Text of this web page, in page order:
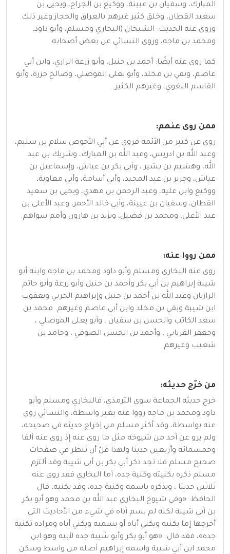
المبارك، وسفيان بن عيينة، ووكيع بن الجراح، ويحيى بن
سعيد القطان، وخلق كثير غيرهم بالعراق والحجاز وغير ذلك.
وروى عنه الحديث: الشيخان (البخاري ومسلم، وأبو داود،
ومحمد بن ماجه، وروى النسائي عن بعض أصحابه.
كما روى عنه أيضًا: أحمد بن حنبل، وأبو زرعة الرازي، وابن أبي
عاصم، وبقي بن مخلد، وأبو يعلى الموصلي، وصالح جزرة، وأبو
القاسم البغوي، وغيرهم الكثير.
ممن روى عنهم:
روى عن كثير من الأئمة فروى عن أبي الأحوص سلام بن سليم،
وعبد الله بن ادريس، وعبد الله بن المبارك، وشريك بن عبد
الله، وهشيم بن بشير ، وأبي بكر بن عياش، وإسماعيل بن
عياش، وجرير بن عبد المجيد، وأبي أسامة، وأبي معاوية،
ووكيع وابن علية، وعبد الرحمن بن مهدي، ويحيى بن سعيد
القطان، وسفيان بن عيينة، وأبي خالد الأحمر، وعبد الأعلى بن
عبد الأعلى، ومحمد بن فضيل، ويزيد بن هارون وأمم سواهم.
ممن رووا عنه:
روى عنه البخاري ومسلم وأبو داود ومحمد بن ماجه وابنه أبو
شيبة إبراهيم بن أبي بكر وأحمد بن حنبل وأبو زرعة وأبو حاتم
الرازيان وعبد الله بن أحمد بن حنبل وإبراهيم الحربي ويعقوب
ابن شيبة وبقي بن مخلد وابن أبي عاصم وغيرهم. محمد بن
سعد الكاتب والحسن بن سفيان ، وأبو يعلى الموصلي ،
وجعفر الفريابي ، وأحمد بن الحسن الصوفي ، وحامد بن
شعيب وغيرهم
من خرّج حديثه:
خرج حديثه الجماعة سوى الترمذي، فالبخاري ومسلم وأبو
داود ومحمد بن ماجه رووا عنه بغير واسطة، والنسائي روى
عنه بواسطة، وقد أكثر مسلم من إخراج حديثه في صحيحه،
ولم يرو عن أحد من شيوخه مثل ما روى عنه إذ روى عنه ألفا
وخمسمائة وأربعين حديثا ولهذا قلّ أن تنظر في صفحات
صحيح مسلم فلا تجد ذكر أبي بكر بن أبي شيبة وقد ألتزم
مسلم ذكره بكنيته وكنية جده، أما البخاري فقد روى عنه
ثلاثين حديثا ، ويذكره باسمه وكنية جده، وقد يكنيه، قال
الحافظ: «وفي شيوخ البخاري عبد الله بن محمد وهو أبو بكر
بن أبي شيبة لكنه لم يسم أباه في شيء من الأحاديث التي
أخرجها إما يكنيه ويكني أباه أو يسميه ويكني أباه ومراده تكنية
جده»، فقد قال: «هو أبو بكر وأبو شيبة جده لأبيه وهو ابن
محمد ابن أبي شيبة واسمه إبراهيم أصله من واسط وسكن